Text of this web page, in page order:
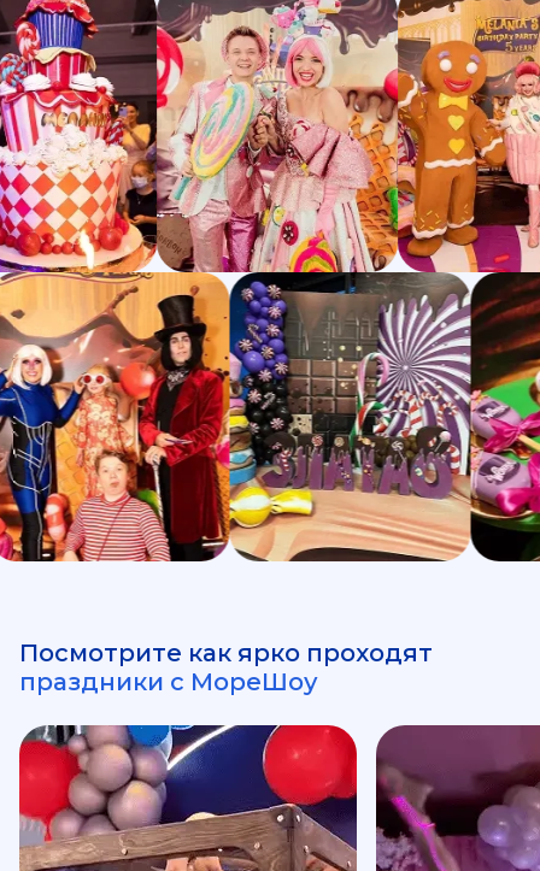
Посмотрите как ярко проходят
праздники с МореШоу